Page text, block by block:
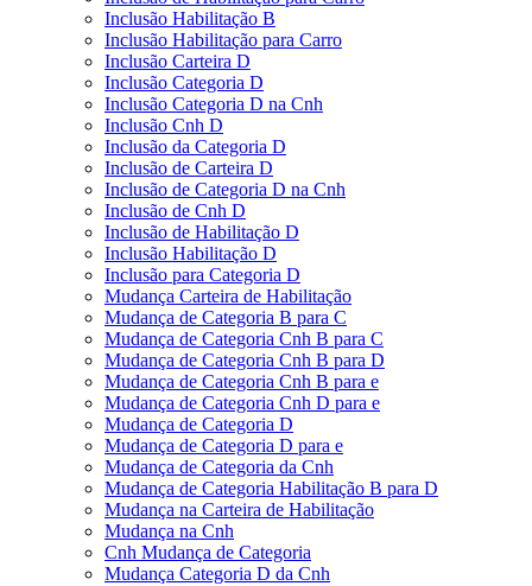
Inclusão Habilitação B
Inclusão Habilitação para Carro
Inclusão Carteira D
Inclusão Categoria D
Inclusão Categoria D na Cnh
Inclusão Cnh D
Inclusão da Categoria D
Inclusão de Carteira D
Inclusão de Categoria D na Cnh
Inclusão de Cnh D
Inclusão de Habilitação D
Inclusão Habilitação D
Inclusão para Categoria D
Mudança Carteira de Habilitação
Mudança de Categoria B para C
Mudança de Categoria Cnh B para C
Mudança de Categoria Cnh B para D
Mudança de Categoria Cnh B para e
Mudança de Categoria Cnh D para e
Mudança de Categoria D
Mudança de Categoria D para e
Mudança de Categoria da Cnh
Mudança de Categoria Habilitação B para D
Mudança na Carteira de Habilitação
Mudança na Cnh
Cnh Mudança de Categoria
Mudança Categoria D da Cnh